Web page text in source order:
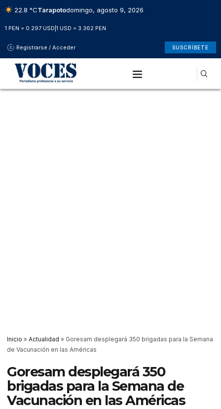
22.8 °CTarapotodomingo, agosto 9, 2026
1 PEN = 0.297 USD 1 USD = 3.362 PEN
Registrarse / Acceder SUSCRÍBETE
Inicio » Actualidad » Goresam desplegará 350 brigadas para la Semana
de Vacunación en las Américas
Goresam desplegará 350
brigadas para la Semana de
Vacunación en las Américas